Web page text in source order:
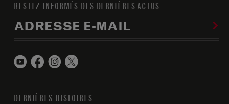
RESTEZ INFORMÉS DES DERNIÈRES ACTUS
ADRESSE E-MAIL
DERNIÈRES HISTOIRES